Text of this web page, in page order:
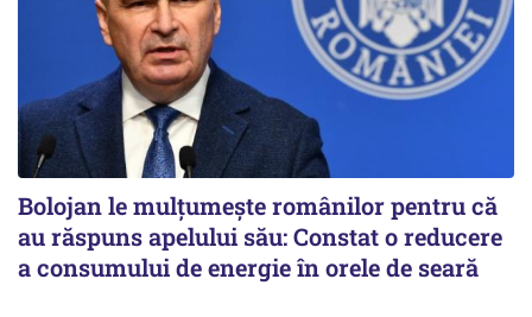
Bolojan le mulțumește românilor pentru că
au răspuns apelului său: Constat o reducere
a consumului de energie în orele de seară